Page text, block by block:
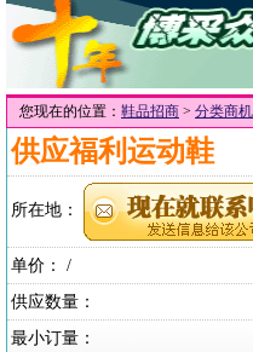
您现在的位置： 鞋品招商 > 分类商机
供应福利运动鞋
所在地：
单价： /
供应数量：
最小订量：